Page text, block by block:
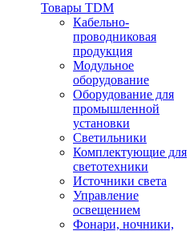
Товары TDM
Кабельно-
проводниковая
продукция
Модульное
оборудование
Оборудование для
промышленной
установки
Светильники
Комплектующие для
светотехники
Источники света
Управление
освещением
Фонари, ночники,